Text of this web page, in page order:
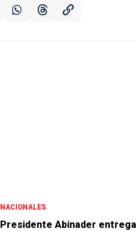
NACIONALES
Presidente Abinader entrega